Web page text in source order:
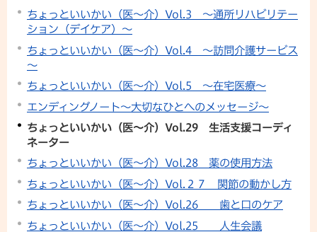
ちょっといいかい（医～介）Vol.3 ～通所リハビリテー
ション（デイケア）～
ちょっといいかい（医～介）Vol.4 ～訪問介護サービス
～
ちょっといいかい（医～介）Vol.5 ～在宅医療～
エンディングノート～大切なひとへのメッセージ～
ちょっといいかい（医～介）Vol.29 生活支援コーディ
ネーター
ちょっといいかい（医～介）Vol.28 薬の使用方法
ちょっといいかい（医～介）Vol.２７ 関節の動かし方
ちょっといいかい（医～介）Vol.26 歯と口のケア
ちょっといいかい（医～介）Vol.25 人生会議